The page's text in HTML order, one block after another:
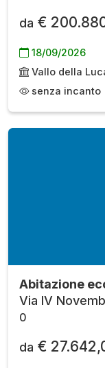
da €
18/09/2026
Vallo della
senza incanto
Abitazione
Via IV
0
da €